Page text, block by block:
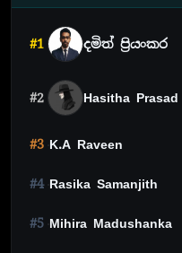
#1 දමිත් ප්‍රියංකර
#2 Hasitha Prasad
#3 K.A Raveen
#4 Rasika Samanjith
#5 Mihira Madushanka